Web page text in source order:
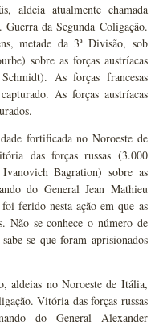
aldeia atualmente chamada
da Segunda Coligação.
metade da 3ª Divisão, sob
sobre as forças austríacas
As forças francesas
As forças austríacas
fortificada no Noroeste de
das forças russas (3.000
Bagration) sobre as
do General Jean Mathieu
ferido nesta ação em que as
Não se conhece o número de
se que foram aprisionados
aldeias no Noroeste de Itália,
Vitória das forças russas
do General Alexander